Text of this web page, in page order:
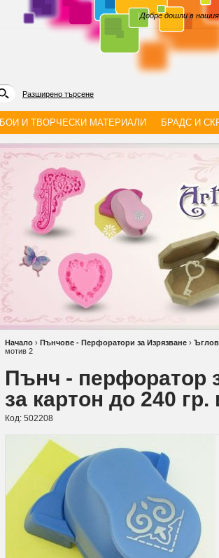
Добре дошли в
|
Разширено търсене
БОИ И ТВОРЧЕСКИ МАТЕРИАЛИ БРАДС И
Начало › Пънчове - Перфоратори за Изрязване ›
мотив 2
Пънч - перфоратор
за картон до 240
Код: 502208